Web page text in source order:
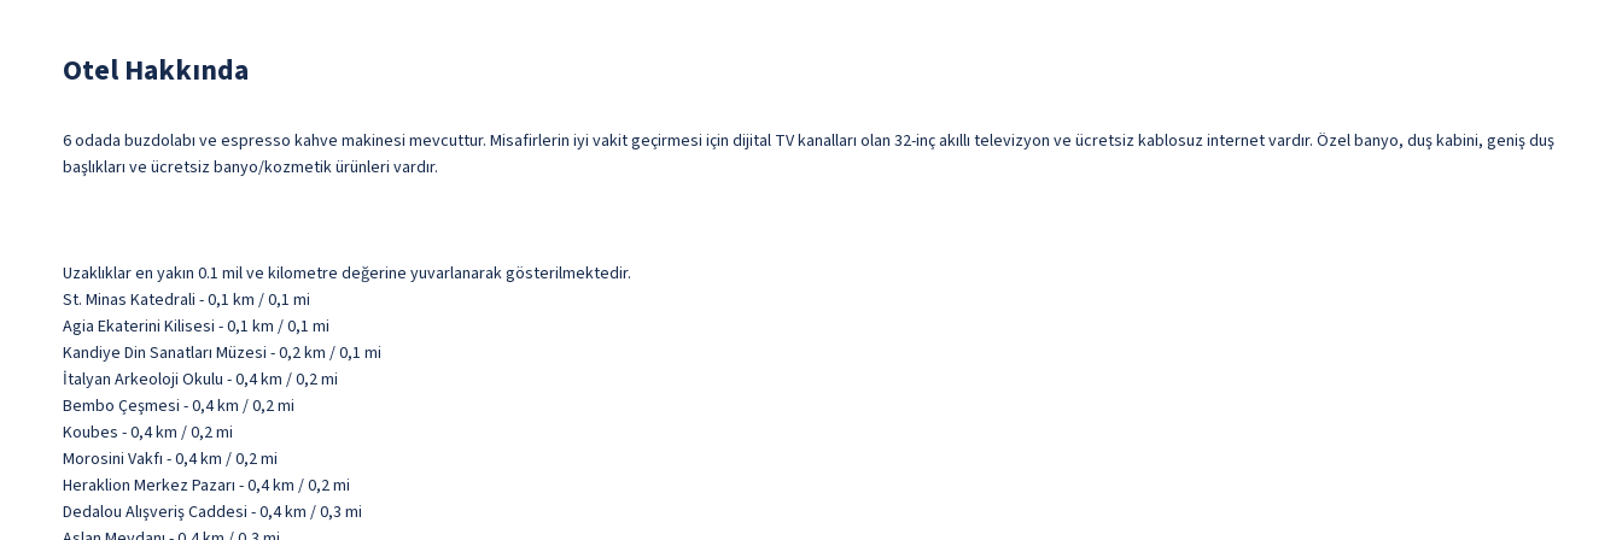
Otel Hakkında
6 odada buzdolabı ve espresso kahve makinesi mevcuttur. Misafirlerin iyi vakit geçirmesi için dijital TV kanalları olan 32-inç akıllı televizyon ve ücretsiz kablosuz internet vardır. Özel banyo, duş kabini, geniş duş
başlıkları ve ücretsiz banyo/kozmetik ürünleri vardır.
Uzaklıklar en yakın 0.1 mil ve kilometre değerine yuvarlanarak gösterilmektedir.
St. Minas Katedrali - 0,1 km / 0,1 mi
Agia Ekaterini Kilisesi - 0,1 km / 0,1 mi
Kandiye Din Sanatları Müzesi - 0,2 km / 0,1 mi
İtalyan Arkeoloji Okulu - 0,4 km / 0,2 mi
Bembo Çeşmesi - 0,4 km / 0,2 mi
Koubes - 0,4 km / 0,2 mi
Morosini Vakfı - 0,4 km / 0,2 mi
Heraklion Merkez Pazarı - 0,4 km / 0,2 mi
Dedalou Alışveriş Caddesi - 0,4 km / 0,3 mi